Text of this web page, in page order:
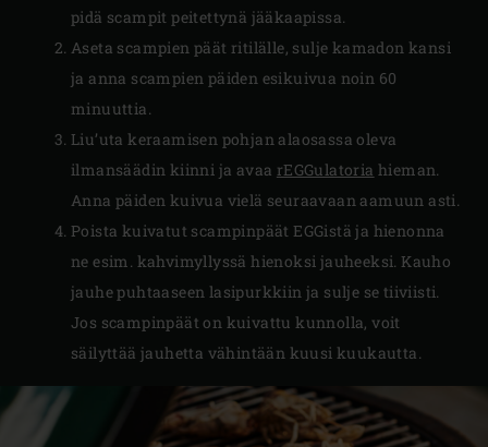
pidä scampit peitettynä jääkaapissa.
Aseta scampien päät ritilälle, sulje kamadon kansi
ja anna scampien päiden esikuivua noin 60
minuuttia.
Liu’uta keraamisen pohjan alaosassa oleva
ilmansäädin kiinni ja avaa rEGGulatoria hieman.
Anna päiden kuivua vielä seuraavaan aamuun asti.
Poista kuivatut scampinpäät EGGistä ja hienonna
ne esim. kahvimyllyssä hienoksi jauheeksi. Kauho
jauhe puhtaaseen lasipurkkiin ja sulje se tiiviisti.
Jos scampinpäät on kuivattu kunnolla, voit
säilyttää jauhetta vähintään kuusi kuukautta.